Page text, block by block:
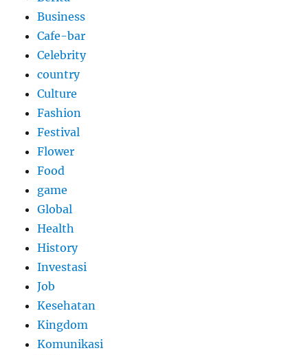
Business
Cafe-bar
Celebrity
country
Culture
Fashion
Festival
Flower
Food
game
Global
Health
History
Investasi
Job
Kesehatan
Kingdom
Komunikasi